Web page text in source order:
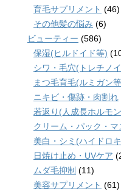
育毛サプリメント (46)
その他髪の悩み (6)
ビューティー (586)
保湿(ヒルドイド等)
シワ・毛穴(トレチノ
まつ毛育毛(ルミガン
ニキビ・傷跡・肉割れ
若返り(人成長ホルモ
クリーム・パック・マ
美白・シミ(ハイドロ
日焼け止め・UVケア
ムダ毛抑制 (11)
美容サプリメント (61)